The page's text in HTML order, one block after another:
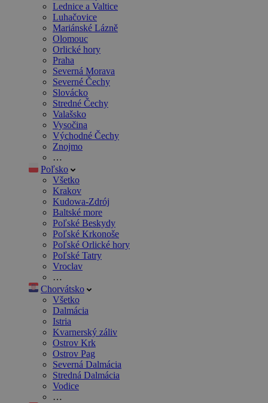
Lednice a Valtice
Luhačovice
Mariánské Lázně
Olomouc
Orlické hory
Praha
Severná Morava
Severné Čechy
Slovácko
Stredné Čechy
Valašsko
Vysočina
Východné Čechy
Znojmo
…
Poľsko
Všetko
Krakov
Kudowa-Zdrój
Baltské more
Poľské Beskydy
Poľské Krkonoše
Poľské Orlické hory
Poľské Tatry
Vroclav
…
Chorvátsko
Všetko
Dalmácia
Istria
Kvarnerský záliv
Ostrov Krk
Ostrov Pag
Severná Dalmácia
Stredná Dalmácia
Vodice
…